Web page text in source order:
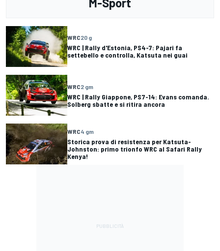
WRC20 g
WRC | Rally d'Estonia, PS4-7: Pajari fa
settebello e controlla, Katsuta nei guai
WRC2 gm
WRC | Rally Giappone, PS7-14: Evans comanda.
Solberg sbatte e si ritira ancora
WRC4 gm
Storica prova di resistenza per Katsuta-
Johnston: primo trionfo WRC al Safari Rally
Kenya!